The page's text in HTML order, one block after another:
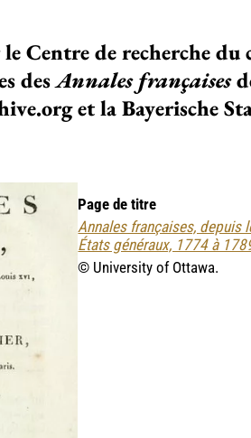
Centre de recherche du
desAnnales françaises
et la Bayerische
Page de titre
Annales françaises, depuis
États généraux, 1774 à
© University of Ottawa.